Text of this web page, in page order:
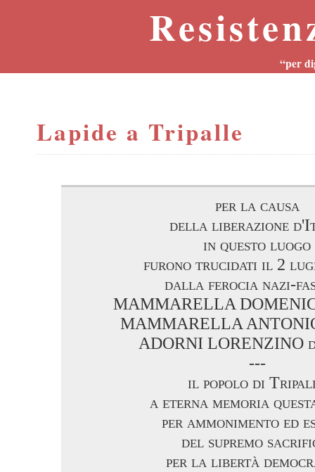
“per
Lapide a Tripalle
per la causa
della liberazione
in questo luogo
furono trucidati il 2
dalla ferocia nazi-
MAMMARELLA
MAMMARELLA
ADORNI LORENZINO
---
il popolo di
a eterna memoria
per ammonimento ed
del supremo
per la libertà